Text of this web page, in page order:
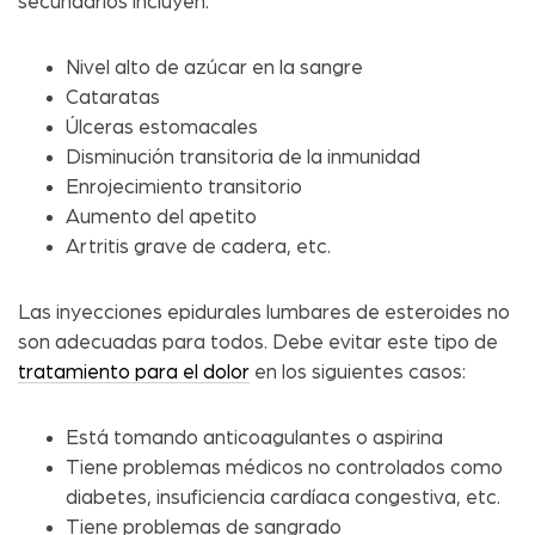
Nivel alto de azúcar en la sangre
Cataratas
Úlceras estomacales
Disminución transitoria de la inmunidad
Enrojecimiento transitorio
Aumento del apetito
Artritis grave de cadera, etc.
Las inyecciones epidurales lumbares de esteroides no
son adecuadas para todos. Debe evitar este tipo de
tratamiento para el dolor en los siguientes casos:
Está tomando anticoagulantes o aspirina
Tiene problemas médicos no controlados como
diabetes, insuficiencia cardíaca congestiva, etc.
Tiene problemas de sangrado